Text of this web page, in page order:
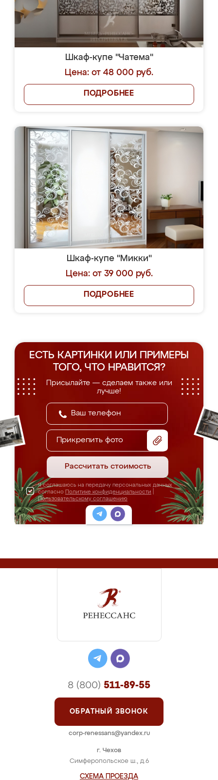
Шкаф-купе "Чатема"
Цена: от 48 000 руб.
ПОДРОБНЕЕ
Шкаф-купе "Микки"
Цена: от 39 000 руб.
ПОДРОБНЕЕ
ЕСТЬ КАРТИНКИ ИЛИ ПРИМЕРЫ
ТОГО, ЧТО НРАВИТСЯ?
Присылайте — сделаем также или
лучше!
Прикрепить фото
Рассчитать стоимость
Я соглашаюсь на передачу персональных данных
согласно Политике конфиденциальности
Пользовательскому соглашению
г. Чехов
Симферопольское ш., д.6
СХЕМА ПРОЕЗДА
8 (800) 511-89-55
ОБРАТНЫЙ ЗВОНОК
corp-renessans@yandex.ru